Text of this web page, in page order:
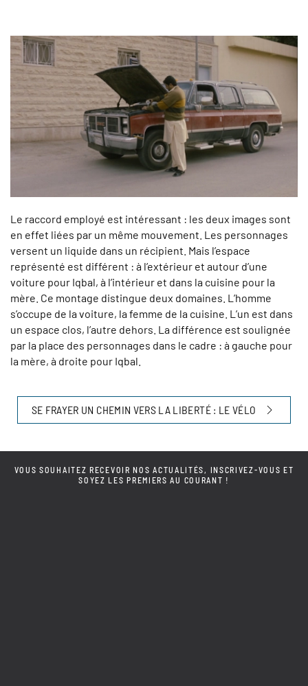
Le raccord employé est intéressant : les deux images sont
en effet liées par un même mouvement. Les personnages
versent un liquide dans un récipient. Mais l’espace
représenté est différent : à l’extérieur et autour d’une
voiture pour Iqbal, à l’intérieur et dans la cuisine pour la
mère. Ce montage distingue deux domaines. L’homme
s’occupe de la voiture, la femme de la cuisine. L’un est dans
un espace clos, l’autre dehors. La différence est soulignée
par la place des personnages dans le cadre : à gauche pour
la mère, à droite pour Iqbal.
SE FRAYER UN CHEMIN VERS LA LIBERTÉ : LE VÉLO
VOUS SOUHAITEZ RECEVOIR NOS ACTUALITÉS, INSCRIVEZ-VOUS ET
SOYEZ LES PREMIERS AU COURANT !